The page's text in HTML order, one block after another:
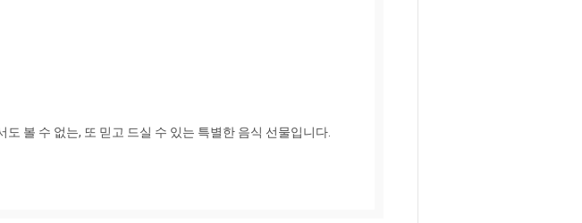
볼 수 없는, 또 믿고 드실 수 있는 특별한 음식 선물입니다.